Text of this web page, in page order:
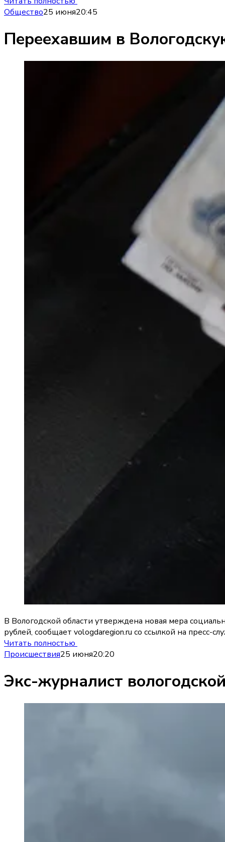
Общество25 июня20:45
Переехавшим в
В Вологодской области утверждена новая мера
рублей, сообщает vologdaregion.ru со ссылкой на пресс-
Читать полностью
Происшествия25 июня20:20
Экс-журналист